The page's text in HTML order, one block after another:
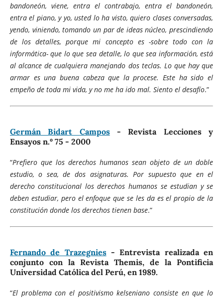
bandoneón, viene, entra el contrabajo, entra el bandoneón,
entra el piano, y yo, usted lo ha visto, quiero clases conversadas,
yendo, viniendo, tomando un par de ideas núcleo, prescindiendo
de los detalles, porque mi concepto es -sobre todo con la
informática- que lo que sea detalle, lo que sea información, está
al alcance de cualquiera manejando dos teclas. Lo que hay que
armar es una buena cabeza que la procese. Este ha sido el
empeño de toda mi vida, y no me ha ido mal. Siento el desafío.”
Germán Bidart Campos- Revista Lecciones y
Ensayos n.º 75 - 2000
“Prefiero que los derechos humanos sean objeto de un doble
estudio, o sea, de dos asignaturas. Por supuesto que en el
derecho constitucional los derechos humanos se estudian y se
deben estudiar, pero el enfoque que se les da es el propio de la
constitución donde los derechos tienen base.”
Fernando de Trazegnies- Entrevista realizada en
conjunto con la Revista Themis, de la Pontificia
Universidad Católica del Perú, en 1989.
“El problema con el positivismo kelseniano consiste en que lo